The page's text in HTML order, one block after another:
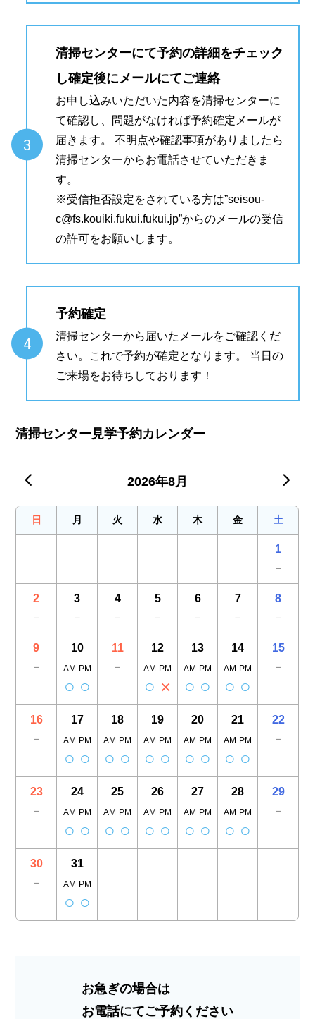
3
清掃センターにて予約の詳細をチェック
し確定後にメールにてご連絡
お申し込みいただいた内容を清掃センターに
て確認し、問題がなければ予約確定メールが
届きます。 不明点や確認事項がありましたら
清掃センターからお電話させていただきま
す。
※受信拒否設定をされている方は”seisou-
c@fs.kouiki.fukui.fukui.jp”からのメールの受信
の許可をお願いします。
4
予約確定
清掃センターから届いたメールをご確認くだ
さい。これで予約が確定となります。 当日の
ご来場をお待ちしております！
清掃センター見学予約カレンダー
2026年8月
2026年7月
日 月 火 水 木 金 土
1
－
2
－
3
－
4
－
5
－
6
－
7
－
8
－
9
－
10
AM
○
PM
○
11
－
12
AM
○
PM
×
13
AM
○
PM
○
14
AM
○
PM
○
15
－
16
－
17
AM
○
PM
○
18
AM
○
PM
○
19
AM
○
PM
○
20
AM
○
PM
○
21
AM
○
PM
○
22
－
23
－
24
AM
○
PM
○
25
AM
○
PM
○
26
AM
○
PM
○
27
AM
○
PM
○
28
AM
○
PM
○
29
－
30
－
31
AM
○
PM
○
お急ぎの場合は
お電話にてご予約ください